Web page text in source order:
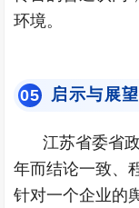
环境。
05 启示与展
江苏省委省
年而结论一致、
针对一个企业的